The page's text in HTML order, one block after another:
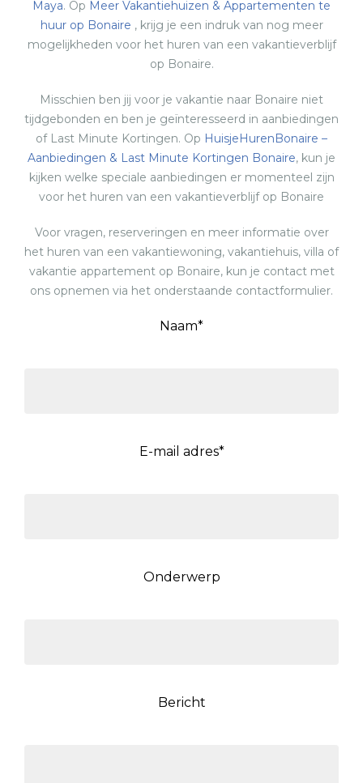
Maya. Op Meer Vakantiehuizen & Appartementen te
huur op Bonaire , krijg je een indruk van nog meer
mogelijkheden voor het huren van een vakantieverblijf
op Bonaire.
Misschien ben jij voor je vakantie naar Bonaire niet
tijdgebonden en ben je geïnteresseerd in aanbiedingen
of Last Minute Kortingen. Op HuisjeHurenBonaire –
Aanbiedingen & Last Minute Kortingen Bonaire, kun je
kijken welke speciale aanbiedingen er momenteel zijn
voor het huren van een vakantieverblijf op Bonaire
Voor vragen, reserveringen en meer informatie over
het huren van een vakantiewoning, vakantiehuis, villa of
vakantie appartement op Bonaire, kun je contact met
ons opnemen via het onderstaande contactformulier.
Naam*
E-mail adres*
Onderwerp
Bericht